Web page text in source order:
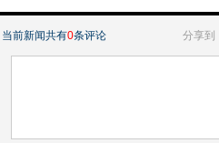
当前新闻共有0条评论 分享到